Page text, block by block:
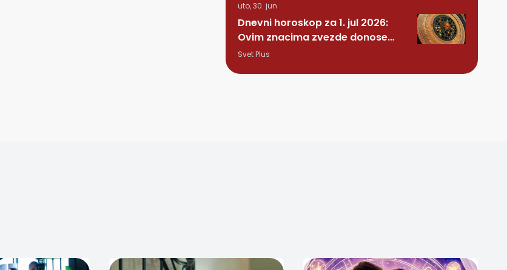
uto, 30. jun
Dnevni horoskop za 1. jul 2026:
Ovim znacima zvezde donose
čistu magiju!
Svet Plus